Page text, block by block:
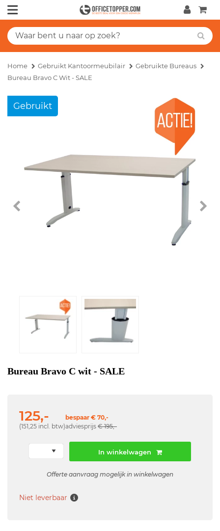
Home Gebruikt Kantoormeubilair
Gebruikte Bureaus
Bureau Bravo C Wit - SALE
Gebruikt
Bureau Bravo C wit - SALE
125,-
(151,25 incl. btw)
bespaar € 70,-
adviesprijs € 195,-
In winkelwagen
Offerte aanvraag mogelijk in winkelwagen
Niet leverbaar